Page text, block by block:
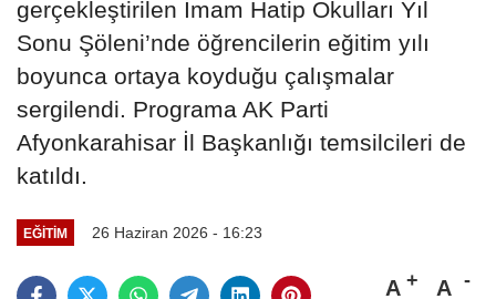
gerçekleştirilen İmam Hatip Okulları Yıl
Sonu Şöleni’nde öğrencilerin eğitim yılı
boyunca ortaya koyduğu çalışmalar
sergilendi. Programa AK Parti
Afyonkarahisar İl Başkanlığı temsilcileri de
katıldı.
EĞITIM 26 Haziran 2026 - 16:23
A A